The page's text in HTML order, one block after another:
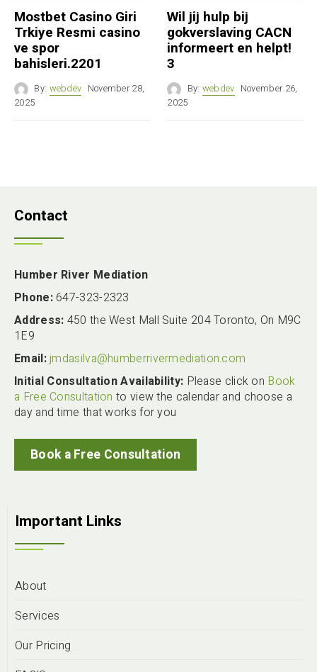
Mostbet Casino Giri
Trkiye Resmi casino
ve spor
bahisleri.2201
By: webdev November 28,
2025
Wil jij hulp bij
gokverslaving CACN
informeert en helpt!
3
By: webdev November 26,
2025
Contact
Humber River Mediation
Phone:647-323-2323
Address: 450 the West Mall Suite 204 Toronto, On M9C
1E9
Email:jmdasilva@humberrivermediation.com
Initial Consultation Availability: Please click on Book
a Free Consultation to view the calendar and choose a
day and time that works for you
Book a Free Consultation
Important Links
About
Services
Our Pricing